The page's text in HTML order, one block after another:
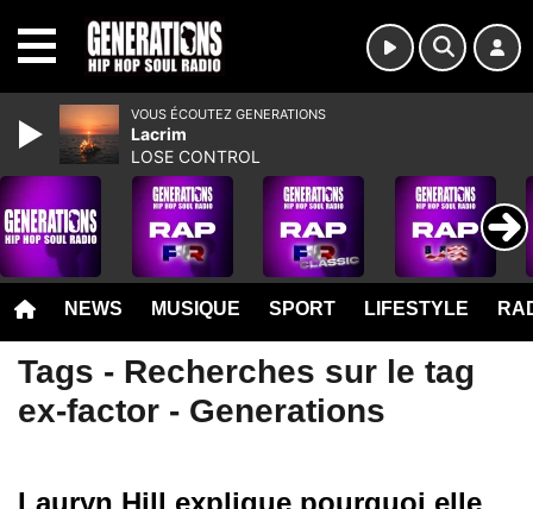
NEWS MUSIQUE SPORT LIFESTYLE
Tags - Recherches sur le tag
ex-factor - Generations
Lauryn Hill explique pourquoi elle
VOUS ÉCOUTEZ GENERATIONS
Lacrim
LOSE CONTROL